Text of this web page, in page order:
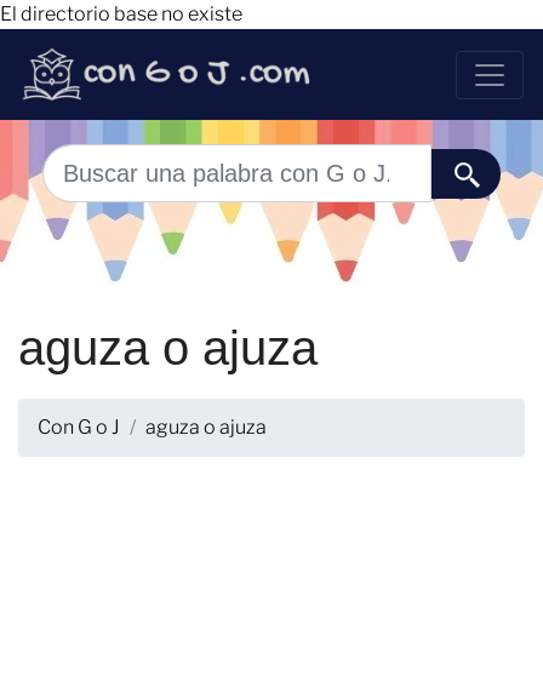
El directorio base no existe
aguza o ajuza
Con G o J aguza o ajuza